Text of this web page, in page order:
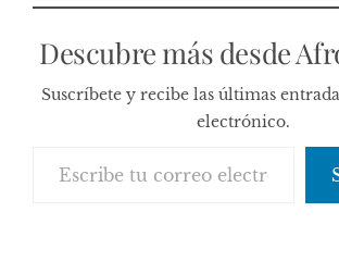
Descubre más desde
Suscríbete y recibe las últimas
electrónico.